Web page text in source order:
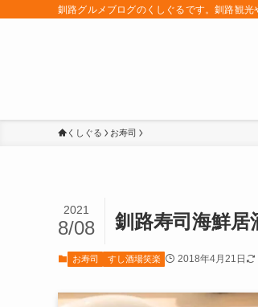
釧路グルメブログのくしぐるです。釧路観
くしぐる お寿司
釧路寿司海鮮居
2021
8/08
お寿司 すし酒場笑楽 2018年4月21日